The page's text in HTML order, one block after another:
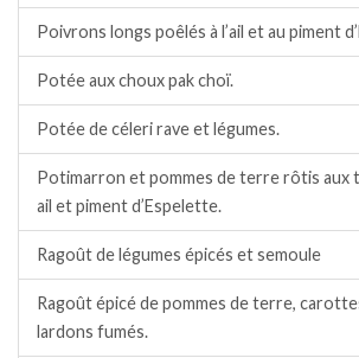
Poivrons longs poêlés à l’ail et au piment
Potée aux choux pak choï.
Potée de céleri rave et légumes.
Potimarron et pommes de terre rôtis aux
ail et piment d’Espelette.
Ragoût de légumes épicés et semoule
Ragoût épicé de pommes de terre,
lardons fumés.